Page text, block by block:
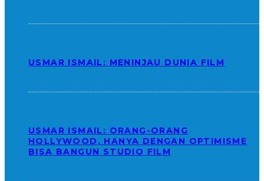
USMAR ISMAIL: MENINJAU DUNIA FILM
USMAR ISMAIL: ORANG-ORANG
HOLLYWOOD, HANYA DENGAN OPTIMISME
BISA BANGUN STUDIO FILM